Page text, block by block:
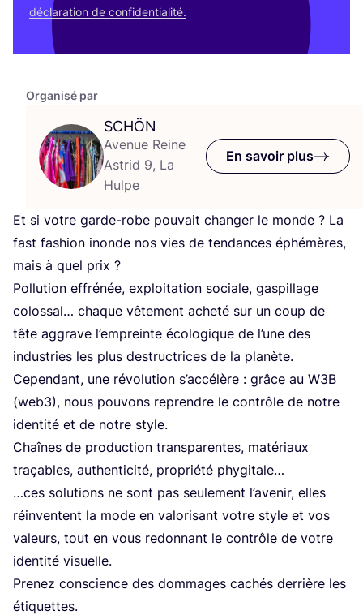
Organisé par
SCHÖN
Avenue Reine
Astrid 9, La
Hulpe
En savoir plus
Et si votre garde-robe pou­vait chan­ger le monde ? La
fast fashion inonde nos vies de ten­dances éphé­mères,
mais à quel prix ?
Pol­lu­tion effré­née, exploi­ta­tion sociale, gas­pillage
colos­sal… chaque vête­ment ache­té sur un coup de
tête aggrave l’em­preinte éco­lo­gique de l’une des
indus­tries les plus des­truc­trices de la planète.
Cepen­dant, une révo­lu­tion s’ac­cé­lère : grâce au W3B
(web3), nous pou­vons reprendre le contrôle de notre
iden­ti­té et de notre style.
Chaînes de pro­duc­tion trans­pa­rentes, maté­riaux
tra­çables, authen­ti­ci­té, pro­prié­té phy­gi­tale…
…ces solu­tions ne sont pas seule­ment l’a­ve­nir, elles
réin­ventent la mode en valo­ri­sant votre style et vos
valeurs, tout en vous redon­nant le contrôle de votre
iden­ti­té visuelle.
Pre­nez conscience des dom­mages cachés der­rière les
étiquettes.
décla­ra­tion de confidentialité.